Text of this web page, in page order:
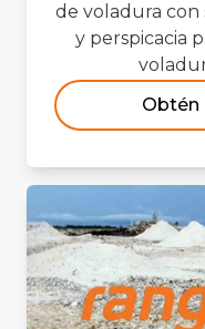
de voladura con
y perspicacia
Obtén